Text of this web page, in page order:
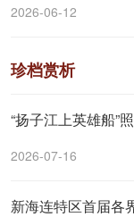
2026-06-12
珍档赏析
“扬子江上英雄船”
2026-07-16
新海连特区首届各